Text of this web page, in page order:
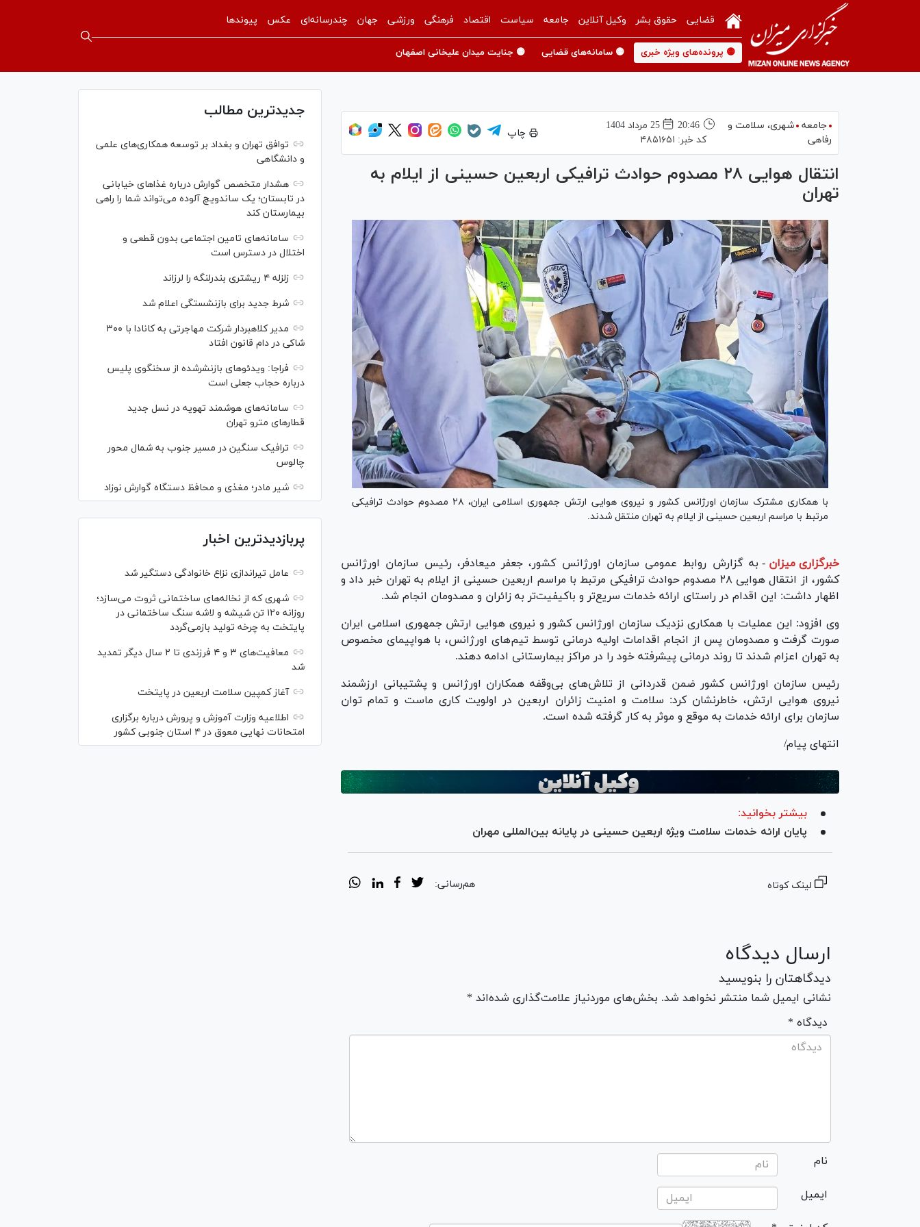
قضایی حقوق بشر وکیل آنلاین جامعه سیاست اقتصاد فرهنگی ورزشی جهان چندرسانه‌ای عکس پیوندها
🟡 پرونده‌های ویژه خبری 🟡 سامانه‌های قضایی 🟡 جنایت میدان علیخانی اصفهان
جامعه شهری،‌ سلامت و
رفاهی
20:46
25 مرداد 1404
کد خبر: ۴۸۵۱۶۵۱
چاپ
انتقال هوایی ۲۸ مصدوم حوادث ترافیکی اربعین حسینی از ایلام به
تهران
با همکاری مشترک سازمان اورژانس کشور و نیروی هوایی ارتش جمهوری اسلامی ایران، ۲۸ مصدوم حوادث ترافیکی
مرتبط با مراسم اربعین حسینی از ایلام به تهران منتقل شدند.
خبرگزاری میزان - به گزارش روابط عمومی سازمان اورژانس کشور، جعفر میعادفر، رئیس سازمان اورژانس
کشور، از انتقال هوایی ۲۸ مصدوم حوادث ترافیکی مرتبط با مراسم اربعین حسینی از ایلام به تهران خبر داد و
اظهار داشت: این اقدام در راستای ارائه خدمات سریع‌تر و باکیفیت‌تر به زائران و مصدومان انجام شد.
وی افزود: این عملیات با همکاری نزدیک سازمان اورژانس کشور و نیروی هوایی ارتش جمهوری اسلامی ایران
صورت گرفت و مصدومان پس از انجام اقدامات اولیه درمانی توسط تیم‌های اورژانس، با هواپیمای مخصوص
به تهران اعزام شدند تا روند درمانی پیشرفته خود را در مراکز بیمارستانی ادامه دهند.
رئیس سازمان اورژانس کشور ضمن قدردانی از تلاش‌های بی‌وقفه همکاران اورژانس و پشتیبانی ارزشمند
نیروی هوایی ارتش، خاطرنشان کرد: سلامت و امنیت زائران اربعین در اولویت کاری ماست و تمام توان
سازمان برای ارائه خدمات به موقع و موثر به کار گرفته شده است.
انتهای پیام/
بیشتر بخوانید:
پایان ارائه خدمات سلامت ویژه اربعین حسینی در پایانه بین‌المللی مهران
لینک کوتاه هم‌رسانی:
ارسال دیدگاه
دیدگاهتان را بنویسید
نشانی ایمیل شما منتشر نخواهد شد. بخش‌های موردنیاز علامت‌گذاری شده‌اند *
* دیدگاه
نام
ایمیل
جدیدترین مطالب
توافق تهران و بغداد بر توسعه همکاری‌های علمی
و دانشگاهی
هشدار متخصص گوارش درباره غذا‌های خیابانی
در تابستان؛ یک ساندویچ آلوده می‌تواند شما را راهی
بیمارستان کند
سامانه‌های تامین اجتماعی بدون قطعی و
اختلال در دسترس است
زلزله ۴ ریشتری بندرلنگه را لرزاند
شرط جدید برای بازنشستگی اعلام شد
مدیر کلاهبردار شرکت مهاجرتی به کانادا با ۳۰۰
شاکی در دام قانون افتاد
فراجا: ویدئو‌های بازنشرشده از سخنگوی پلیس
درباره حجاب جعلی است
سامانه‌های هوشمند تهویه در نسل جدید
قطار‌های مترو تهران
ترافیک سنگین در مسیر جنوب به شمال محور
چالوس
شیر مادر؛ مغذی و محافظ دستگاه گوارش نوزاد
پربازدیدترین اخبار
عامل تیراندازی نزاع خانوادگی دستگیر شد
شهری که از نخاله‌های ساختمانی ثروت می‌سازد؛
روزانه ۱۲۰ تن شیشه و لاشه سنگ ساختمانی در
پایتخت به چرخه تولید بازمی‌گردد
معافیت‌های ۳ و ۴ فرزندی تا ۲ سال دیگر تمدید
شد
آغاز کمپین سلامت اربعین در پایتخت
اطلاعیه وزارت آموزش و پرورش درباره برگزاری
امتحانات نهایی معوق در ۴ استان جنوبی کشور